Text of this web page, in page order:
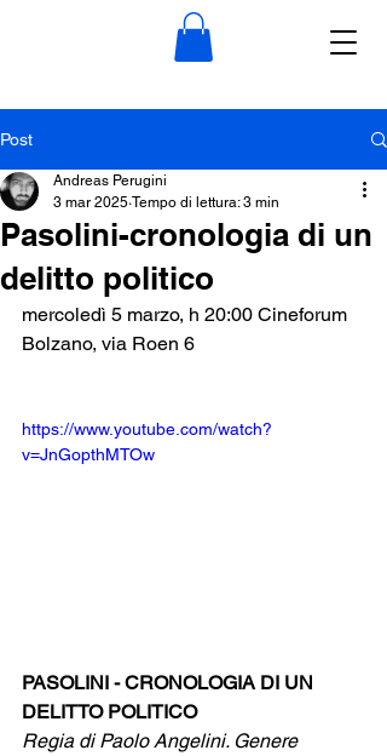
Post
Pasolini-cronologia di un
delitto politico
Andreas Perugini
3 mar 2025 Tempo di lettura: 3 min
mercoledì 5 marzo, h 20:00 Cineforum
Bolzano, via Roen 6
https://www.youtube.com/watch?
v=JnGopthMTOw
PASOLINI - CRONOLOGIA DI UN
DELITTO POLITICO
Regia di Paolo Angelini. Genere